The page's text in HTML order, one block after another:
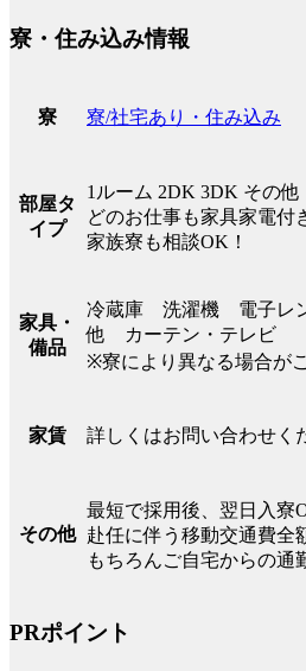
寮・住み込み情報
寮 寮/社宅あり・住み込み
部屋タ
イプ
1ルーム 2DK 3DK その他
どのお仕事も家具家電付
家族寮も相談OK！
家具・
備品
冷蔵庫 洗濯機 電子レ
他 カーテン・テレビ
※寮により異なる場合が
家賃 詳しくはお問い合わせく
その他
最短で採用後、翌日入寮
赴任に伴う移動交通費全
もちろんご自宅からの通
PRポイント